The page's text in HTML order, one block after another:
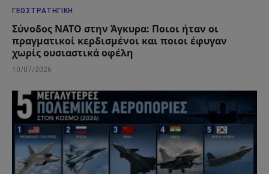
ΓΕΩΣΤΡΑΤΗΓΙΚΉ
Σύνοδος ΝΑΤΟ στην Άγκυρα: Ποιοι ήταν οι
πραγματικοί κερδισμένοι και ποιοι έφυγαν
χωρίς ουσιαστικά οφέλη
10/07/2026